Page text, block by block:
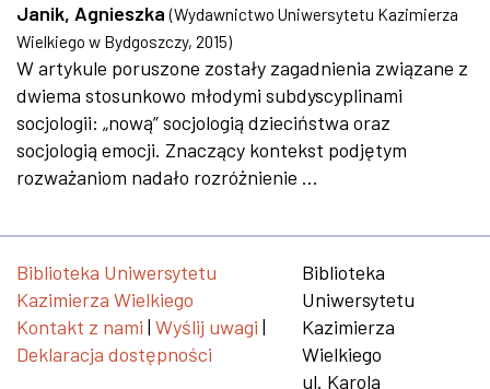
Janik, Agnieszka (Wydawnictwo Uniwersytetu Kazimierza
Wielkiego w Bydgoszczy, 2015)
W artykule poruszone zostały zagadnienia związane z
dwiema stosunkowo młodymi subdyscyplinami
socjologii: „nową” socjologią dzieciństwa oraz
socjologią emocji. Znaczący kontekst podjętym
rozważaniom nadało rozróżnienie ...
Biblioteka Uniwersytetu
Kazimierza Wielkiego
Kontakt z nami | Wyślij uwagi |
Deklaracja dostępności
Biblioteka
Uniwersytetu
Kazimierza
Wielkiego
ul. Karola